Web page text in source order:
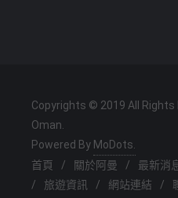
Copyrights © 2019 All
Oman.
Powered By MoDots.
首頁
/ 關於阿曼 / 最新消
/
旅遊資訊 / 網站連結 /